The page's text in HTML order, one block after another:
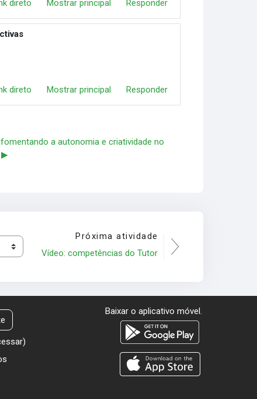
direto
Mostrar principal Responder
direto
Mostrar principal Responder
a autonomia e criatividade no
▶︎
Próxima atividade
Vídeo: competências do Tutor
)
Baixar o aplicativo móvel.